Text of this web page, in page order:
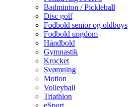
Badminton / Pickleball
Disc golf
Fodbold senior og oldboys
Fodbold ungdom
Håndbold
Gymnastik
Krocket
Svømning
Motion
Volleyball
Triathlon
eSport